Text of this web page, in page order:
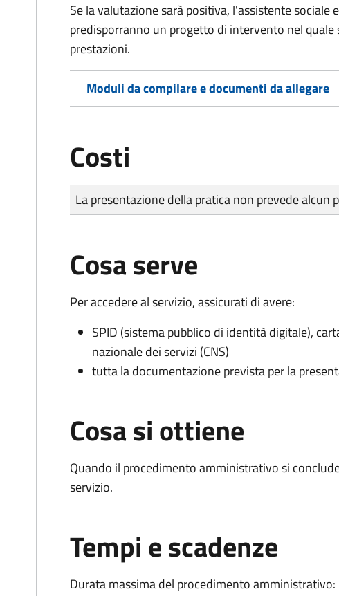
Se la valutazione sarà positiva, l'assistente sociale
predisporranno un progetto di intervento nel
prestazioni.
Moduli da compilare e documenti da allegare
Costi
Tipo di pagamento
Importo
La presentazione della pratica non prevede alcun
Cosa serve
Per accedere al servizio, assicurati di avere:
SPID (sistema pubblico di identità digitale),
nazionale dei servizi (CNS)
tutta la documentazione prevista per la
Cosa si ottiene
Quando il procedimento amministrativo si
servizio.
Tempi e scadenze
Durata massima del procedimento